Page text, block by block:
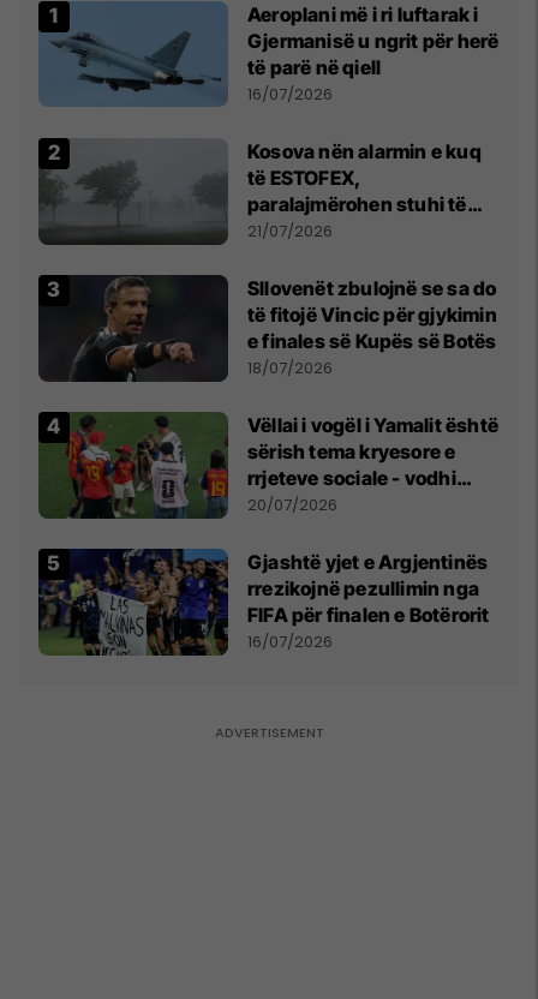
Aeroplani më i ri luftarak i
Gjermanisë u ngrit për herë
të parë në qiell
16/07/2026
Kosova nën alarmin e kuq
të ESTOFEX,
paralajmërohen stuhi të
fuqishme me breshër dhe
21/07/2026
Sllovenët zbulojnë se sa do
të fitojë Vincic për gjykimin
e finales së Kupës së Botës
18/07/2026
Vëllai i vogël i Yamalit është
sërish tema kryesore e
rrjeteve sociale - vodhi
vëmendjen pas finales së
20/07/2026
Gjashtë yjet e Argjentinës
rrezikojnë pezullimin nga
FIFA për finalen e Botërorit
16/07/2026